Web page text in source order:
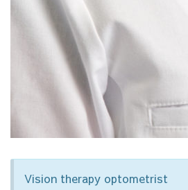
Vision therapy optometrist